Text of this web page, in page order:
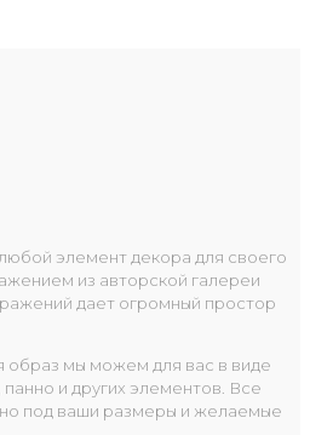
элемент декора для своего
из авторской галереи
дает огромный простор
образ мы можем для вас в виде
и других элементов. Все
под ваши размеры и желаемые